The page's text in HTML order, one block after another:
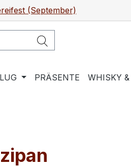
(September)
PRÄSENTE WHISKY